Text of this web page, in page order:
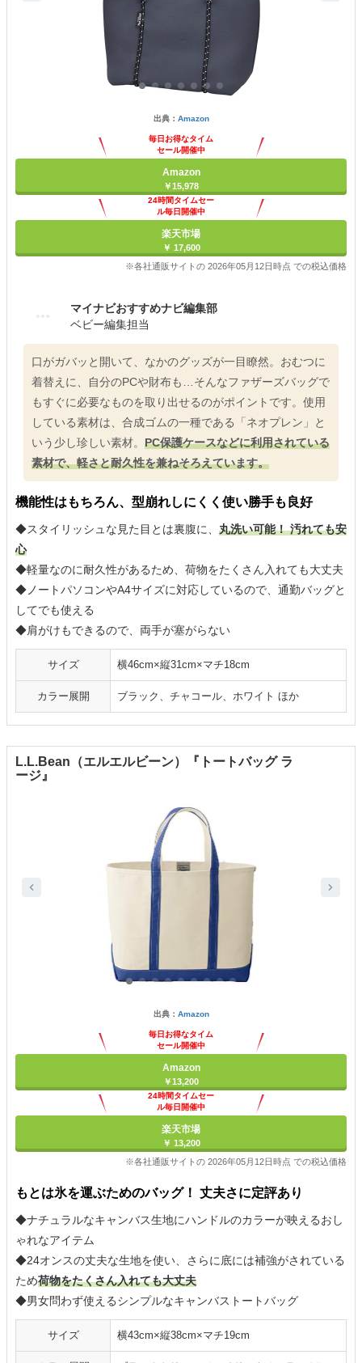
出典： Amazon
毎日お得なタイム
セール開催中
Amazon
￥15,978
24時間タイムセー
ル毎日開催中
楽天市場
￥ 17,600
※各社通販サイトの 2026年05月12日時点 での税込価格
マイナビおすすめナビ編集部
ベビー編集担当
口がガバッと開いて、なかのグッズが一目瞭然。おむつに
着替えに、自分のPCや財布も…そんなファザーズバッグで
もすぐに必要なものを取り出せるのがポイントです。使用
している素材は、合成ゴムの一種である「ネオプレン」と
いう少し珍しい素材。 PC保護ケースなどに利用されている
素材で、軽さと耐久性を兼ねそろえています。
機能性はもちろん、型崩れしにくく使い勝手も良好
◆スタイリッシュな見た目とは裏腹に、 丸洗い可能！ 汚れても安
心
◆軽量なのに耐久性があるため、荷物をたくさん入れても大丈夫
◆ノートパソコンやA4サイズに対応しているので、通勤バッグと
してでも使える
◆肩がけもできるので、両手が塞がらない
サイズ 横46cm×縦31cm×マチ18cm
カラー展開 ブラック、チャコール、ホワイト ほか
L.L.Bean（エルエルビーン）『トートバッグ ラ
ージ』
出典： Amazon
毎日お得なタイム
セール開催中
Amazon
￥13,200
24時間タイムセー
ル毎日開催中
楽天市場
￥ 13,200
※各社通販サイトの 2026年05月12日時点 での税込価格
もとは氷を運ぶためのバッグ！ 丈夫さに定評あり
◆ナチュラルなキャンバス生地にハンドルのカラーが映えるおし
ゃれなアイテム
◆24オンスの丈夫な生地を使い、さらに底には補強がされている
ため荷物をたくさん入れても大丈夫
◆男女問わず使えるシンプルなキャンバストートバッグ
サイズ 横43cm×縦38cm×マチ19cm